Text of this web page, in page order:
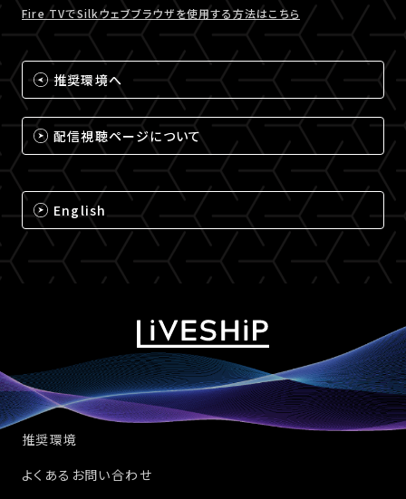
Fire TVでSilkウェブブラウザを使用する方法はこちら
推奨環境へ
配信視聴ページについて
English
推奨環境
よくあるお問い合わせ